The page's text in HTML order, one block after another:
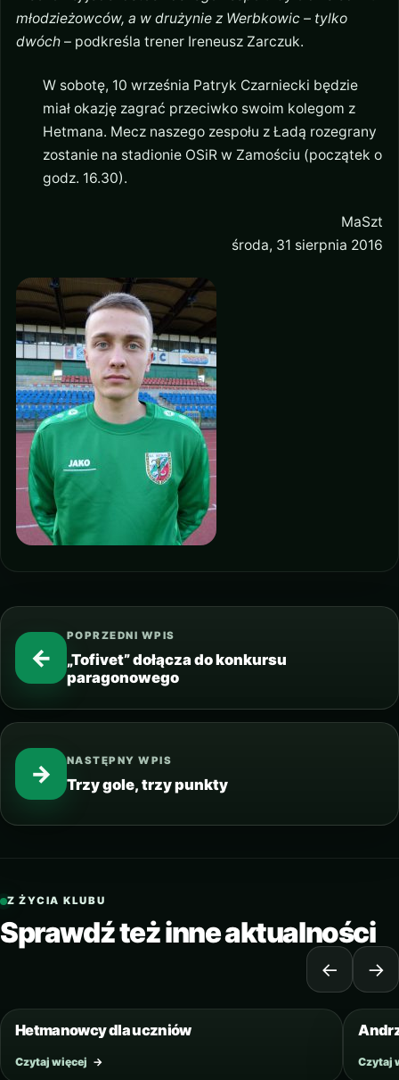
młodzieżowców, a w drużynie z Werbkowic – tylko
dwóch – podkreśla trener Ireneusz Zarczuk.
W sobotę, 10 września Patryk Czarniecki będzie
miał okazję zagrać przeciwko swoim kolegom z
Hetmana. Mecz naszego zespołu z Ładą rozegrany
zostanie na stadionie OSiR w Zamościu (początek o
godz. 16.30).
MaSzt
środa, 31 sierpnia 2016
←
POPRZEDNI WPIS
„Tofivet” dołącza do konkursu
paragonowego
NASTĘPNY WPIS
Trzy gole, trzy punkty
→
Z ŻYCIA KLUBU
Sprawdź też inne aktualności
← →
3 WRZEŚNIA 2016
Hetmanowcy dla uczniów
Czytaj więcej → Czytaj